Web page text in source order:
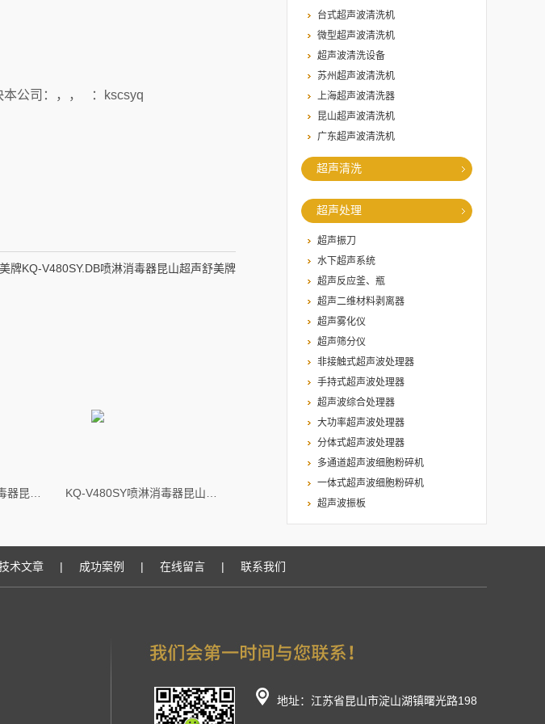
台式超声波清洗机
微型超声波清洗机
超声波清洗设备
苏州超声波清洗机
上海超声波清洗器
昆山超声波清洗机
广东超声波清洗机
超声清洗
超声处理
超声振刀
水下超声系统
超声反应釜、瓶
超声二维材料剥离器
超声雾化仪
超声筛分仪
非接触式超声波处理器
手持式超声波处理器
超声波综合处理器
大功率超声波处理器
分体式超声波处理器
多通道超声波细胞粉碎机
一体式超声波细胞粉碎机
超声波振板
本公司：，， ：kscsyq
牌KQ-V480SY.DB喷淋消毒器昆山超声舒美牌
术文章 | 成功案例 | 在线留言 | 联系我们
地址：江苏省昆山市淀山湖镇曙光路198